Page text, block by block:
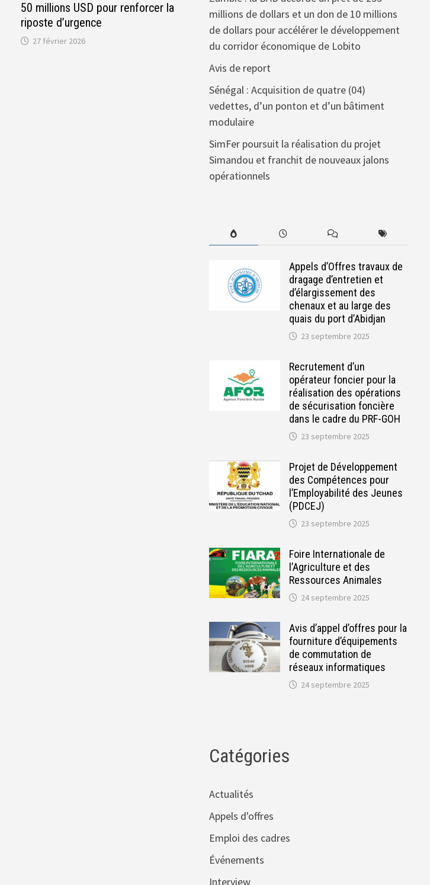
50 millions USD pour renforcer la
riposte d’urgence
27 février 2026
millions de dollars et un don de 10 millions
de dollars pour accélérer le développement
du corridor économique de Lobito
Avis de report
Sénégal : Acquisition de quatre (04)
vedettes, d’un ponton et d’un bâtiment
modulaire
SimFer poursuit la réalisation du projet
Simandou et franchit de nouveaux jalons
opérationnels
Appels d’Offres travaux de
dragage d’entretien et
d’élargissement des
chenaux et au large des
quais du port d’Abidjan
23 septembre 2025
Recrutement d’un
opérateur foncier pour la
réalisation des opérations
de sécurisation foncière
dans le cadre du PRF-GOH
23 septembre 2025
Projet de Développement
des Compétences pour
l’Employabilité des Jeunes
(PDCEJ)
23 septembre 2025
Foire Internationale de
l’Agriculture et des
Ressources Animales
24 septembre 2025
Avis d’appel d’offres pour la
fourniture d’équipements
de commutation de
réseaux informatiques
24 septembre 2025
Catégories
Actualités
Appels d'offres
Emploi des cadres
Événements
Interview